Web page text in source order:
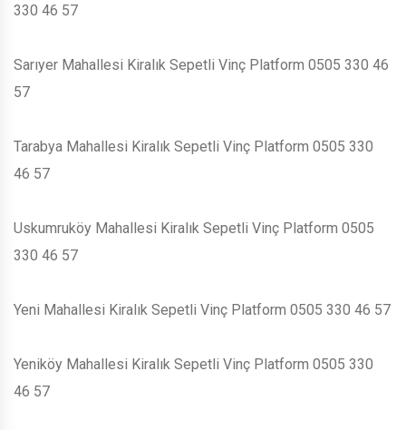
330 46 57
Sarıyer Mahallesi Kiralık Sepetli Vinç Platform 0505 330 46
57
Tarabya Mahallesi Kiralık Sepetli Vinç Platform 0505 330
46 57
Uskumruköy Mahallesi Kiralık Sepetli Vinç Platform 0505
330 46 57
Yeni Mahallesi Kiralık Sepetli Vinç Platform 0505 330 46 57
Yeniköy Mahallesi Kiralık Sepetli Vinç Platform 0505 330
46 57